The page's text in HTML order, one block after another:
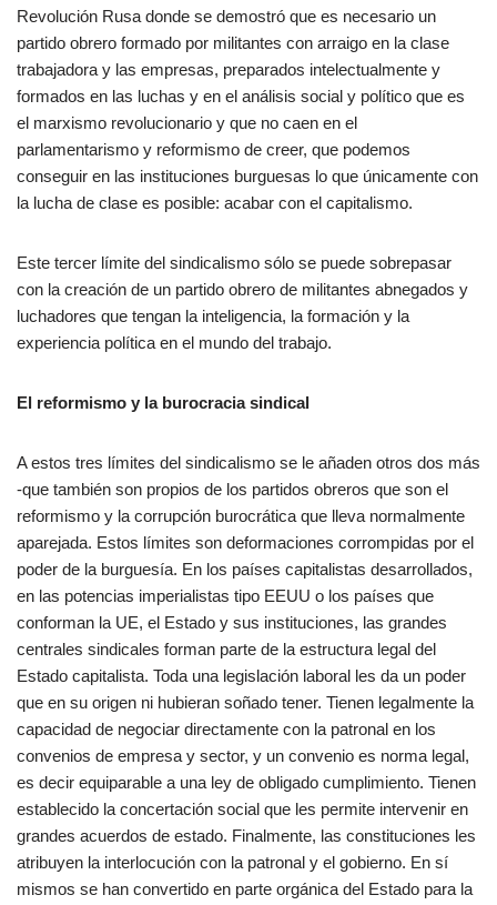
Revolución Rusa donde se demostró que es necesario un
partido obrero formado por militantes con arraigo en la clase
trabajadora y las empresas, preparados intelectualmente y
formados en las luchas y en el análisis social y político que es
el marxismo revolucionario y que no caen en el
parlamentarismo y reformismo de creer, que podemos
conseguir en las instituciones burguesas lo que únicamente con
la lucha de clase es posible: acabar con el capitalismo.
Este tercer límite del sindicalismo sólo se puede sobrepasar
con la creación de un partido obrero de militantes abnegados y
luchadores que tengan la inteligencia, la formación y la
experiencia política en el mundo del trabajo.
El reformismo y la burocracia sindical
A estos tres límites del sindicalismo se le añaden otros dos más
-que también son propios de los partidos obreros que son el
reformismo y la corrupción burocrática que lleva normalmente
aparejada. Estos límites son deformaciones corrompidas por el
poder de la burguesía. En los países capitalistas desarrollados,
en las potencias imperialistas tipo EEUU o los países que
conforman la UE, el Estado y sus instituciones, las grandes
centrales sindicales forman parte de la estructura legal del
Estado capitalista. Toda una legislación laboral les da un poder
que en su origen ni hubieran soñado tener. Tienen legalmente la
capacidad de negociar directamente con la patronal en los
convenios de empresa y sector, y un convenio es norma legal,
es decir equiparable a una ley de obligado cumplimiento. Tienen
establecido la concertación social que les permite intervenir en
grandes acuerdos de estado. Finalmente, las constituciones les
atribuyen la interlocución con la patronal y el gobierno. En sí
mismos se han convertido en parte orgánica del Estado para la